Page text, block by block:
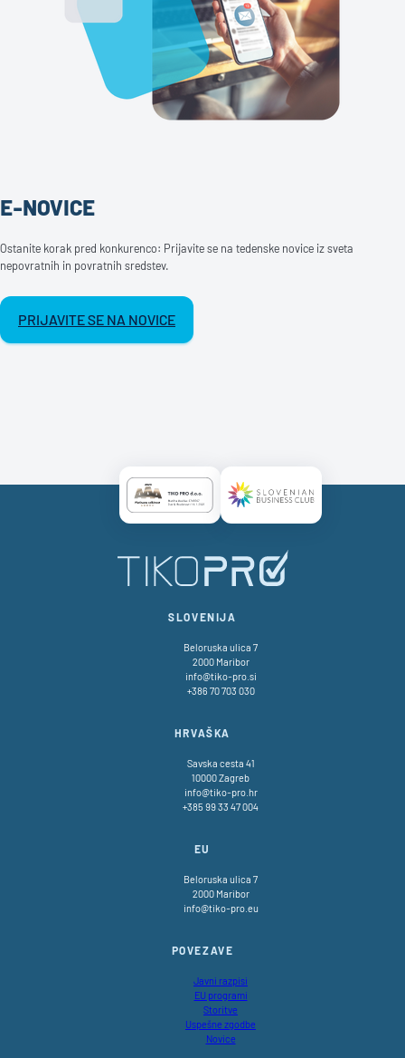
E-NOVICE
Ostanite korak pred konkurenco: Prijavite se na tedenske novice iz sveta
nepovratnih in povratnih sredstev.
PRIJAVITE SE NA NOVICE
Certificate AAA LogoCertificate SBC Logo
SLOVENIJA
Beloruska ulica 7
2000 Maribor
info@tiko-pro.si
+386 70 703 030
HRVAŠKA
Savska cesta 41
10000 Zagreb
info@tiko-pro.hr
+385 99 33 47 004
EU
Beloruska ulica 7
2000 Maribor
info@tiko-pro.eu
POVEZAVE
Javni razpisi
EU programi
Storitve
Uspešne zgodbe
Novice